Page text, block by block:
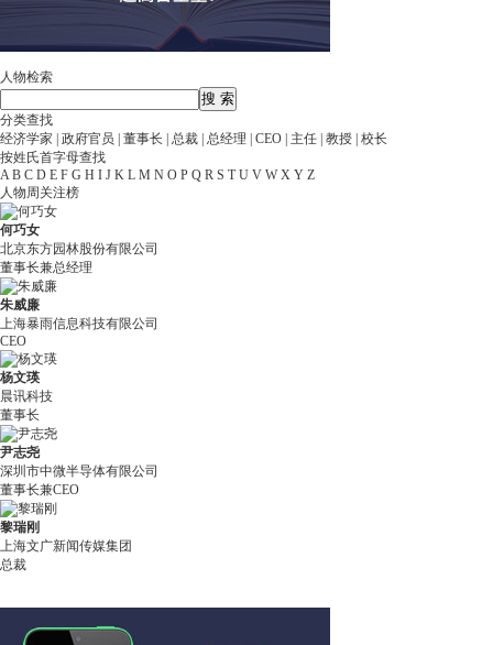
人物检索
分类查找
经济学家
政府官员 董事长 总裁 总经理 CEO 主任 教授 校长
按姓氏首字母查找
A B C D E F G H I J K L M N O P Q R S T U V W X Y Z
人物周关注榜
何巧女
北京东方园林股份有限公司
董事长兼总经理
朱威廉
上海暴雨信息科技有限公司
CEO
杨文瑛
晨讯科技
董事长
尹志尧
深圳市中微半导体有限公司
董事长兼CEO
黎瑞刚
上海文广新闻传媒集团
总裁